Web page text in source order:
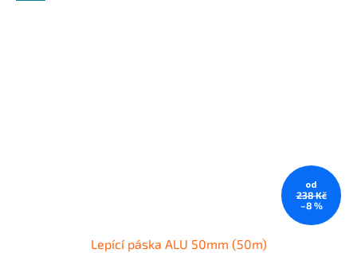
od
238 Kč
–8 %
Lepící páska ALU 50mm (50m)